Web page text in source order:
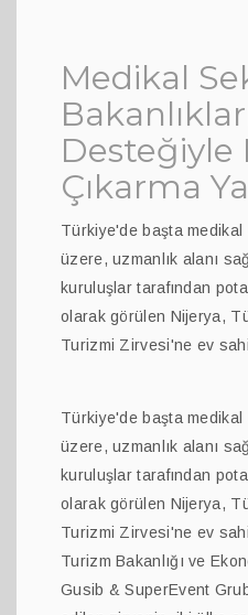
Medikal
Desteğiyle
Çıkarma
Türkiye'de başta
üzere, uzmanlık alanı
kuruluşlar tarafından
olarak görülen Nijerya,
Turizmi Zirvesi'ne ev
Türkiye'de başta
üzere, uzmanlık alanı
kuruluşlar tarafından
olarak görülen Nijerya,
Turizmi Zirvesi'ne ev
Turizm Bakanlığı ve
Gusib & SuperEvent